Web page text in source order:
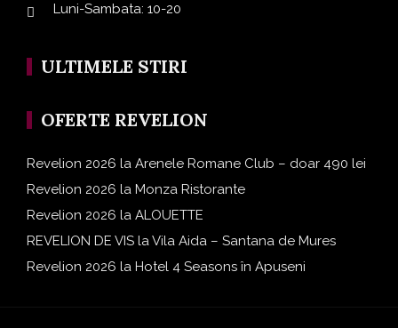
Luni-Sambata: 10-20
ULTIMELE STIRI
OFERTE REVELION
Revelion 2026 la Arenele Romane Club – doar 490 lei
Revelion 2026 la Monza Ristorante
Revelion 2026 la ALOUETTE
REVELION DE VIS la Vila Aida – Santana de Mures
Revelion 2026 la Hotel 4 Seasons în Apuseni